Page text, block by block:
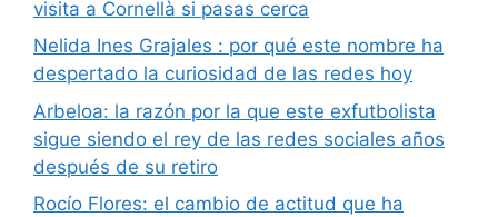
visita a Cornellà si pasas cerca
Nelida Ines Grajales : por qué este nombre ha
despertado la curiosidad de las redes hoy
Arbeloa: la razón por la que este exfutbolista
sigue siendo el rey de las redes sociales años
después de su retiro
Rocío Flores: el cambio de actitud que ha